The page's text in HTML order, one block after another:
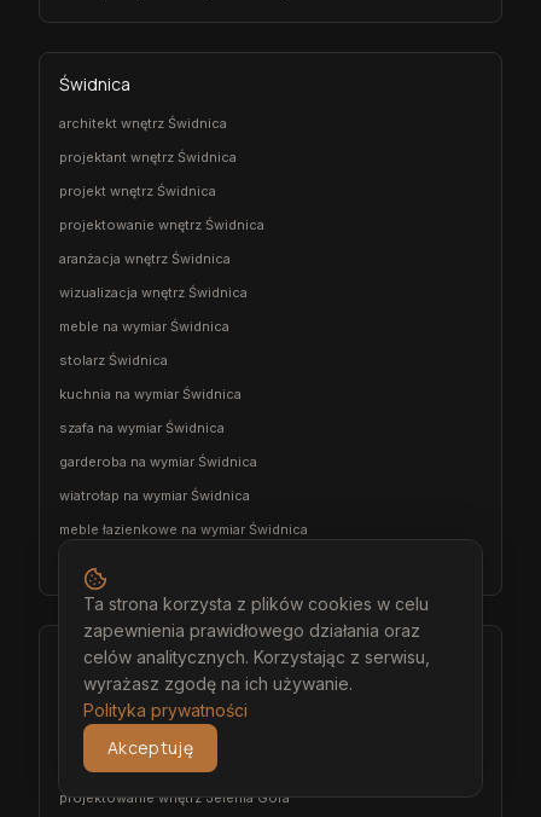
Świdnica
architekt wnętrz Świdnica
projektant wnętrz Świdnica
projekt wnętrz Świdnica
projektowanie wnętrz Świdnica
aranżacja wnętrz Świdnica
wizualizacja wnętrz Świdnica
meble na wymiar Świdnica
stolarz Świdnica
kuchnia na wymiar Świdnica
szafa na wymiar Świdnica
garderoba na wymiar Świdnica
wiatrołap na wymiar Świdnica
meble łazienkowe na wymiar Świdnica
Jelenia Góra
architekt wnętrz Jelenia Góra
projektant wnętrz Jelenia Góra
projekt wnętrz Jelenia Góra
projektowanie wnętrz Jelenia Góra
Ta strona korzysta z plików cookies w celu
zapewnienia prawidłowego działania oraz
celów analitycznych. Korzystając z serwisu,
wyrażasz zgodę na ich używanie.
Polityka prywatności
Akceptuję